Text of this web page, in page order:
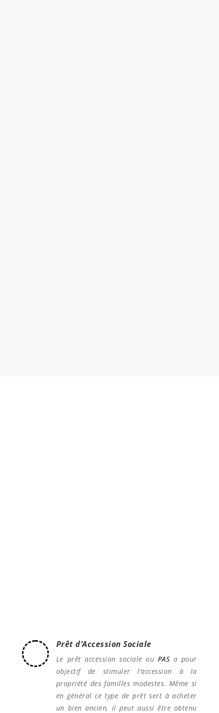
Prêt d’Accession Sociale
Le prêt accession sociale ou PAS a pour
objectif de stimuler l’accession à la
propriété des familles modestes. Même si
en général ce type de prêt sert à acheter
un bien ancien, il peut aussi être obtenu